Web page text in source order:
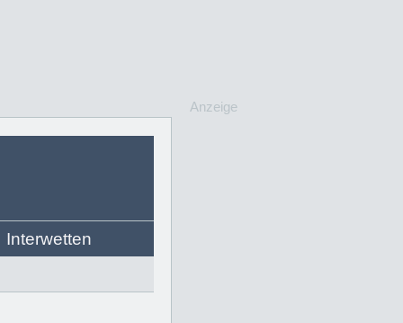
Interwetten
Anzeige